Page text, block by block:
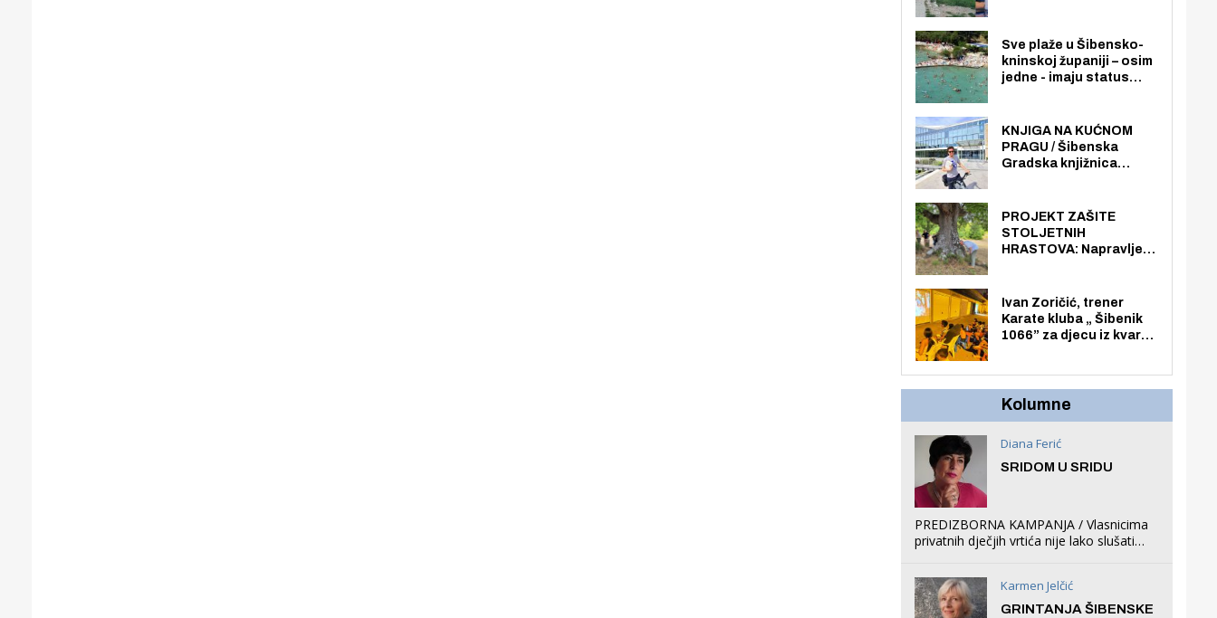
nego radno sposobnih
osoba među svojih 170
stanovnika.
Sve plaže u Šibensko-
kninskoj županiji – osim
jedne - imaju status
općoj upotrebi. Pristup
je slobodan i besplatan
za sve građane i
KNJIGA NA KUĆNOM
PRAGU / Šibenska
Gradska knjižnica
knjiga na kućnu adresu
električnim biciklom.
PROJEKT ZAŠITE
STOLJETNIH
HRASTOVA: Napravljen
Zmajevac
Ivan Zoričić, trener
Karate kluba „ Šibenik
1066” za djecu iz kvarta
organizirao dječje
Kolumne
Diana Ferić
SRIDOM U SRIDU
PREDIZBORNA KAMPANJA / Vlasnicima
privatnih dječjih vrtića nije lako slušati
što oni rade u Šibeniku ne postoji
Karmen Jelčić
GRINTANJA ŠIBENSKE